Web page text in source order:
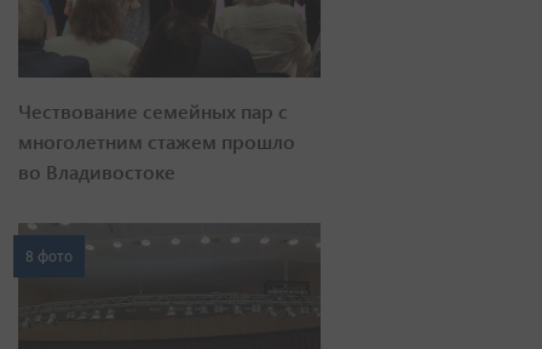
Чествование семейных пар с
многолетним стажем прошло
во Владивостоке
8 фото